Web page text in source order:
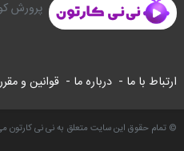
پرورش
ارتباط با ما - درباره ما - قوانین و
© تمام حقوق این سایت متعلق به نی نی کارتون